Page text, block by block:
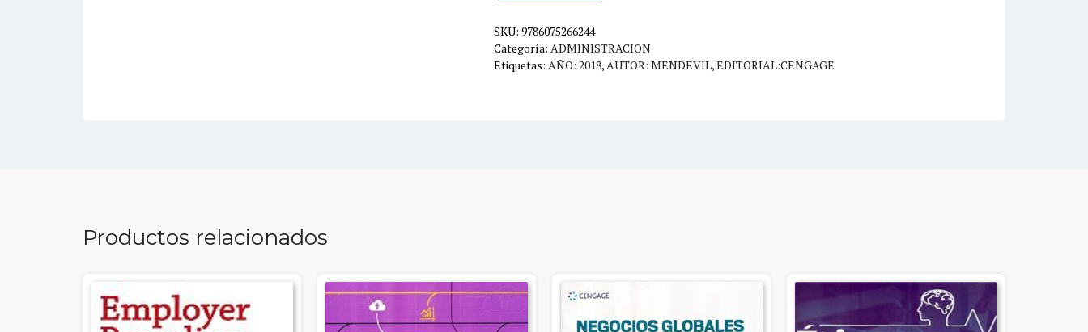
cantidad
SKU: 9786075266244
Categoría: ADMINISTRACION
Etiquetas: AÑO: 2018,AUTOR: MENDEVIL,EDITORIAL:CENGAGE
Productos relacionados